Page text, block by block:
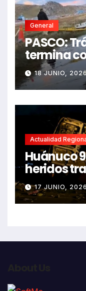
General
PASCO:
termina
sin vida
18 JUNIO,
Actualidad
Huánuco
heridos
despiste
que
17 JUNIO, 2026